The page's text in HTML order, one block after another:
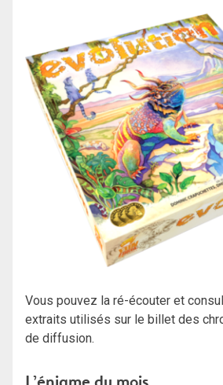
Vous pouvez la ré-écouter et
extraits utilisés sur le billet des
de diffusion.